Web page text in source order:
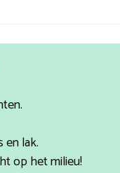
en lak.
op het milieu!